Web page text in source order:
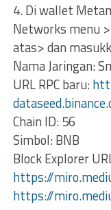
4. Di wallet
Networks menu
atas> dan
Nama Jaringan:
URL RPC baru:
Chain ID: 56
Simbol: BNB
Block Explorer
https://
https://